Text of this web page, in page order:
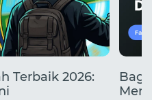
Terbaik 2026: